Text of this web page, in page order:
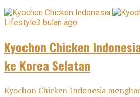
Lifestyle3 bulan ago
Kyochon Chicken
ke Korea Selatan
Kyochon Chicken Indonesia